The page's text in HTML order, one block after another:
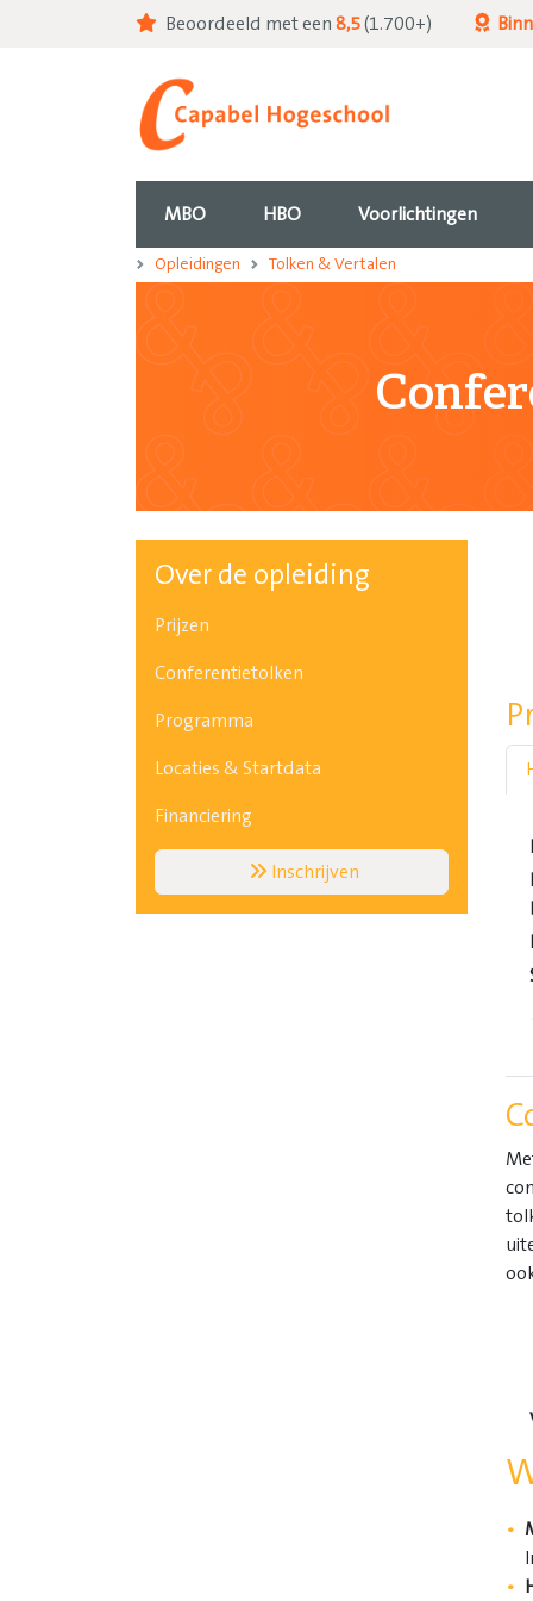
MBO HBO Voorlichtingen
Beoordeeld met een 8,5(1.700+)
Opleidingen Tolken & Vertalen
Over de opleiding
Prijzen
Conferentietolken
Programma
Locaties & Startdata
Financiering
Inschrijven